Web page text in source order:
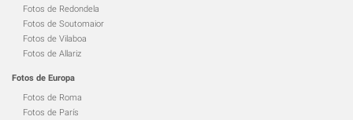
Fotos de Redondela
Fotos de Soutomaior
Fotos de Vilaboa
Fotos de Allariz
Fotos de Europa
Fotos de Roma
Fotos de París